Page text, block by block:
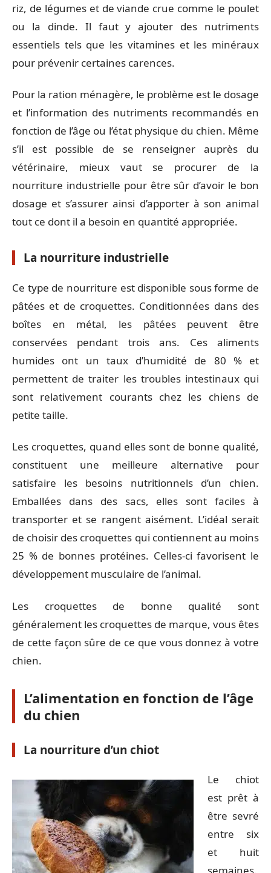
riz, de légumes et de viande crue comme le poulet
ou la dinde. Il faut y ajouter des nutriments
essentiels tels que les vitamines et les minéraux
pour prévenir certaines carences.
Pour la ration ménagère, le problème est le dosage
et l’information des nutriments recommandés en
fonction de l’âge ou l’état physique du chien. Même
s’il est possible de se renseigner auprès du
vétérinaire, mieux vaut se procurer de la
nourriture industrielle pour être sûr d’avoir le bon
dosage et s’assurer ainsi d’apporter à son animal
tout ce dont il a besoin en quantité appropriée.
La nourriture industrielle
Ce type de nourriture est disponible sous forme de
pâtées et de croquettes. Conditionnées dans des
boîtes en métal, les pâtées peuvent être
conservées pendant trois ans. Ces aliments
humides ont un taux d’humidité de 80 % et
permettent de traiter les troubles intestinaux qui
sont relativement courants chez les chiens de
petite taille.
Les croquettes, quand elles sont de bonne qualité,
constituent une meilleure alternative pour
satisfaire les besoins nutritionnels d’un chien.
Emballées dans des sacs, elles sont faciles à
transporter et se rangent aisément. L’idéal serait
de choisir des croquettes qui contiennent au moins
25 % de bonnes protéines. Celles-ci favorisent le
développement musculaire de l’animal.
Les croquettes de bonne qualité sont
généralement les croquettes de marque, vous êtes
de cette façon sûre de ce que vous donnez à votre
chien.
L’alimentation en fonction de l’âge
du chien
La nourriture d’un chiot
Le chiot
est prêt à
être sevré
entre six
et huit